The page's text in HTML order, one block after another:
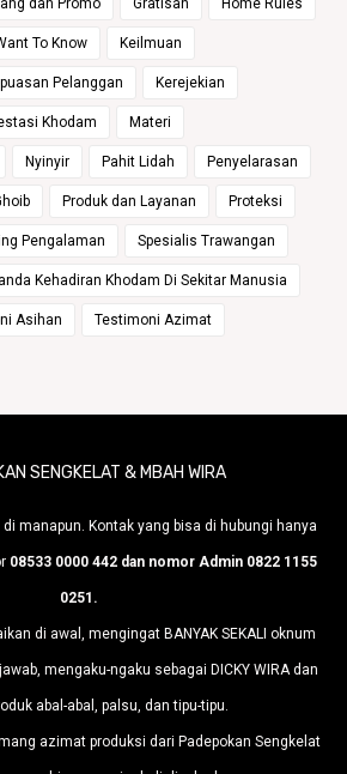
dan Promo Gratisan Home Rules
To Know Keilmuan
Pelanggan Kerejekian
Khodam Materi
Nyinyir Pahit Lidah Penyelarasan
Produk dan Layanan Proteksi
Pengalaman Spesialis Trawangan
Kehadiran Khodam Di Sekitar Manusia
Asihan Testimoni Azimat
SENGKELAT & MBAH WIRA
manapun. Kontak yang bisa di hubungi hanya
08533 0000 442 dan nomor Admin 0822 1155
0251.
di awal, mengingat BANYAK SEKALI oknum
mengaku-ngaku sebagai DICKY WIRA dan
abal-abal, palsu, dan tipu-tipu.
azimat produksi dari Padepokan Sengkelat